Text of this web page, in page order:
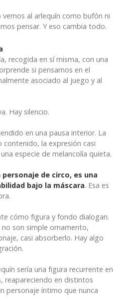
vemos al arlequín como bufón ni
pensar. Y eso cambia todo.
recogida en sí misma, con una
si pensamos en el
asociado al juego y al
Hay silencio.
en una pausa interior. La
la expresión casi
especie de melancolía quieta.
de circo, es una
bajo la máscara. Esa es
cómo figura y fondo dialogan.
son simple ornamento,
casi absorberlo. Hay algo
sería una figura recurrente en
reapareciendo en distintos
personaje íntimo que nunca